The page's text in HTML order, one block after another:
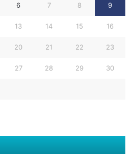
6 7 8 9
13 14 15 16
20 21 22 23
27 28 29 30